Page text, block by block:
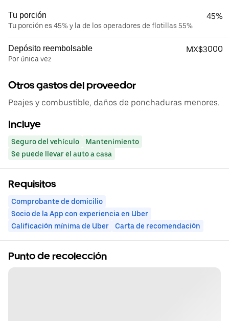
Tu porción
Tu porción es 45% y la de los operadores de flotillas 55%
45%
Depósito reembolsable
Por única vez
MX$3000
Otros gastos del proveedor
Peajes y combustible, daños de ponchaduras menores.
Incluye
Seguro del vehículo
Mantenimiento
Se puede llevar el auto a casa
Requisitos
Comprobante de domicilio
Socio de la App con experiencia en Uber
Calificación mínima de Uber
Carta de recomendación
Punto de recolección